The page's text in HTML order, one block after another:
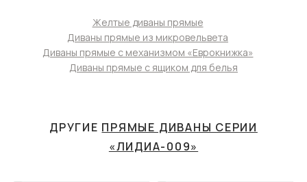
Желтые диваны прямые
Диваны прямые из микровельвета
Диваны прямые с механизмом «Еврокнижка»
Диваны прямые с ящиком для белья
ДРУГИЕ ПРЯМЫЕ ДИВАНЫ СЕРИИ
«ЛИДИА-009»